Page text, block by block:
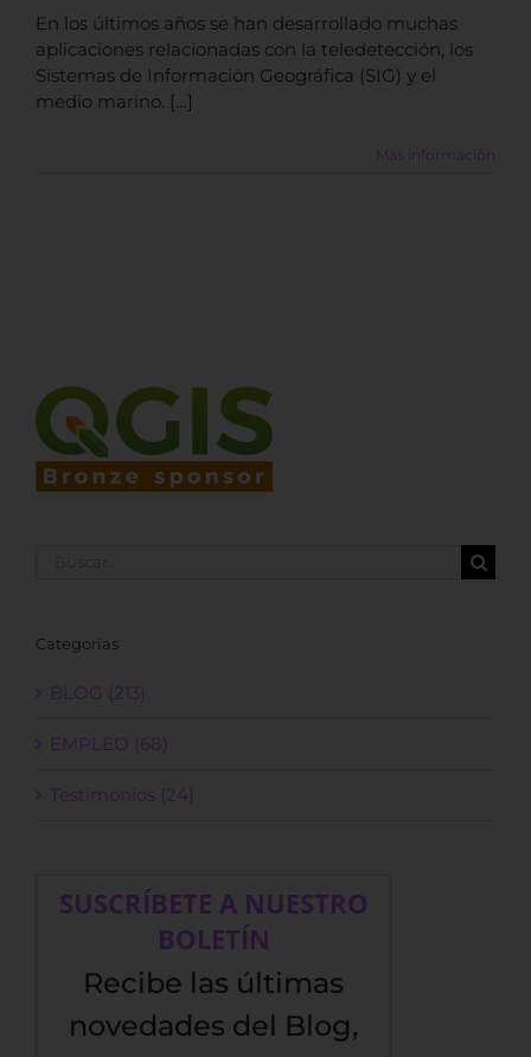
En los últimos años se han desarrollado muchas
aplicaciones relacionadas con la teledetección, los
Sistemas de Información Geográfica (SIG) y el
medio marino. […]
Más información
Categorías
BLOG (213)
EMPLEO (68)
Testimonios (24)
SUSCRÍBETE A NUESTRO
BOLETÍN
Recibe las últimas
novedades del Blog,